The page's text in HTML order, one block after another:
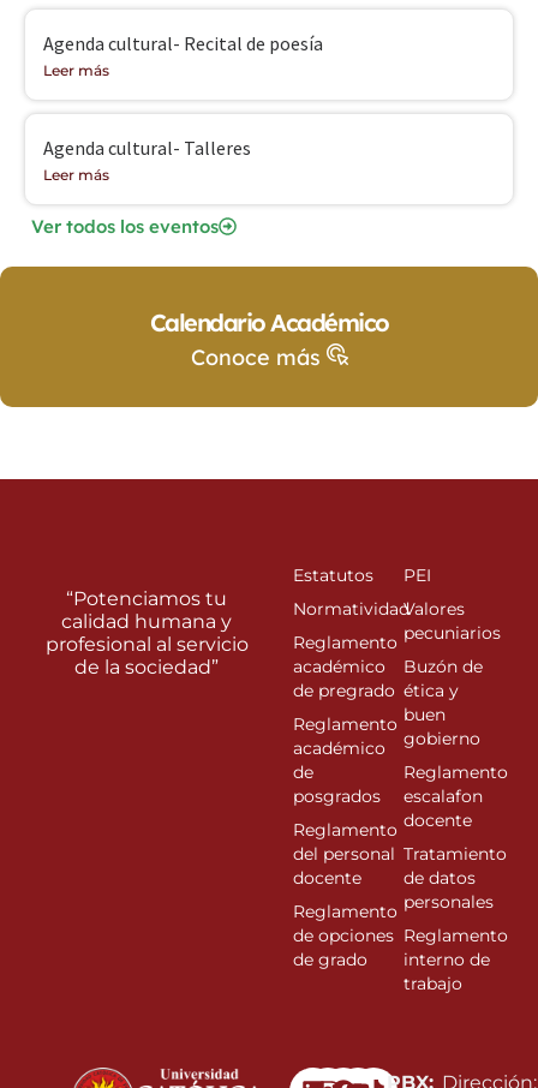
Agenda cultural- Recital de poesía
Leer más
Agenda cultural- Talleres
Leer más
Ver todos los eventos
Calendario Académico
Conoce más
Linkedin
Instagram
Facebook
Youtube
PBX: Dirección:
“Potenciamos tu
calidad humana y
profesional al servicio
de la sociedad”
Estatutos
Normatividad
Reglamento
académico
de pregrado
Reglamento
académico
de
posgrados
Reglamento
del personal
docente
Reglamento
de opciones
de grado
PEI
Valores
pecuniarios
Buzón de
ética y
buen
gobierno
Reglamento
escalafon
docente
Tratamiento
de datos
personales
Reglamento
interno de
trabajo